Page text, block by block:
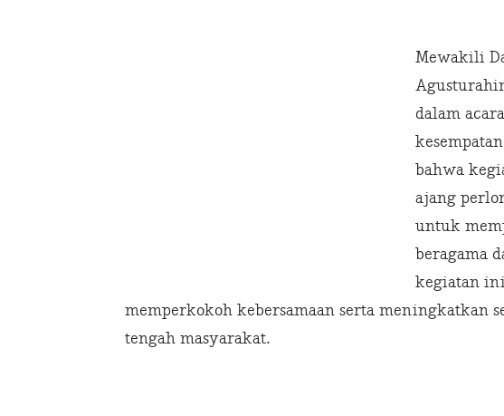
Mewakili
dalam
bahwa
ajang
untuk
beragama
kegiatan
memperkokoh kebersamaan serta meningkatkan
tengah masyarakat.